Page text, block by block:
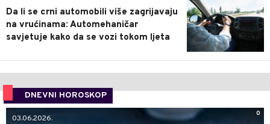
Da li se crni automobili više zagrijavaju
na vrućinama: Automehaničar
savjetuje kako da se vozi tokom ljeta
DNEVNI HOROSKOP
0
03.06.2026.